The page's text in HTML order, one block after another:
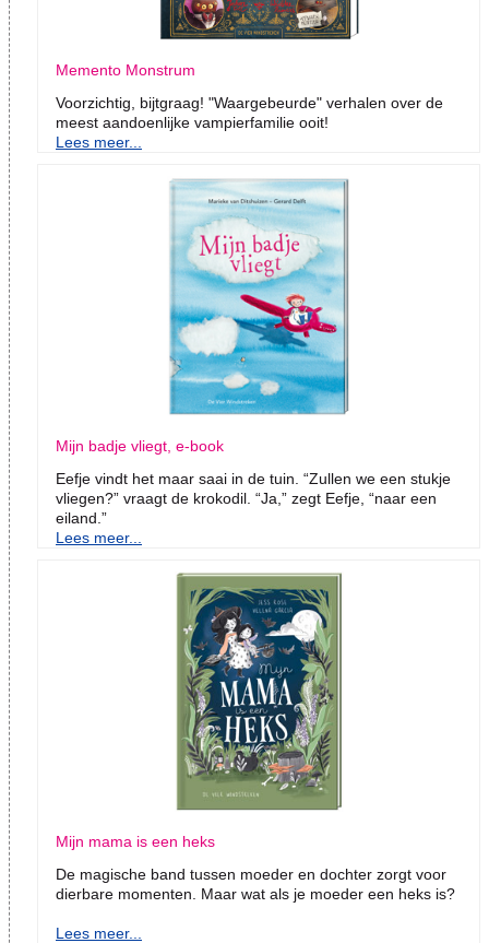
Memento Monstrum
Voorzichtig, bijtgraag! "Waargebeurde" verhalen over de
meest aandoenlijke vampierfamilie ooit!
Lees meer...
Mijn badje vliegt, e-book
Eefje vindt het maar saai in de tuin. “Zullen we een stukje
vliegen?” vraagt de krokodil. “Ja,” zegt Eefje, “naar een
eiland.”
Lees meer...
Mijn mama is een heks
De magische band tussen moeder en dochter zorgt voor
dierbare momenten. Maar wat als je moeder een heks is?
Lees meer...